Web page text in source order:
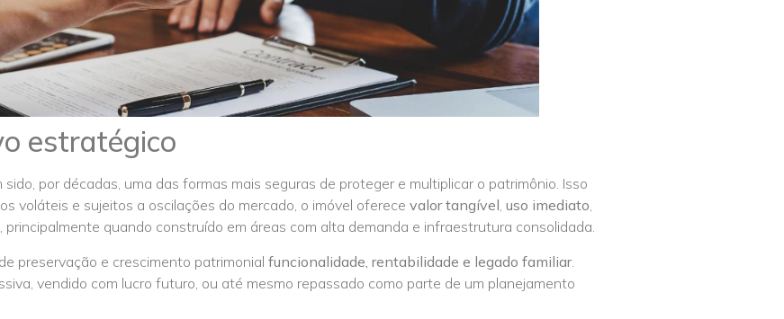
estratégico
por décadas, uma das formas mais seguras de proteger e multiplicar o patrimônio. Isso
voláteis e sujeitos a oscilações do mercado, o imóvel oferece valor tangível, uso imediato,
, principalmente quando construído em áreas com alta demanda e infraestrutura consolidada.
preservação e crescimento patrimonial funcionalidade, rentabilidade e legado familiar.
vendido com lucro futuro, ou até mesmo repassado como parte de um planejamento